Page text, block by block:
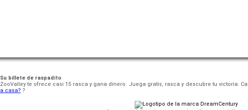
Su billete de raspadito
ZooValley te ofrece casi 15 rasca y gana dinero. Juega gratis, rasca y descubre tu victoria.
a casa? ?